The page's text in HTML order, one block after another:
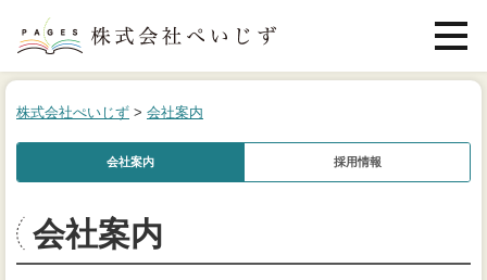
メニュ
株式会社ぺいじず > 会社案内
会社案内 採用情報
会社案内